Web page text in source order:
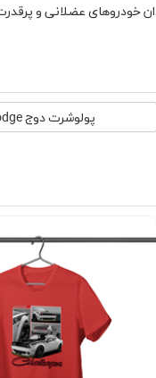
عضلانی و پرقدرت
پولوشرت دوج Dodge